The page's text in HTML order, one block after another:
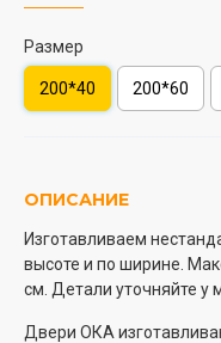
Размер
200*40 200*60
ОПИСАНИЕ
Изготавливаем
высоте и по ширине.
см. Детали уточняйте у
Двери ОКА